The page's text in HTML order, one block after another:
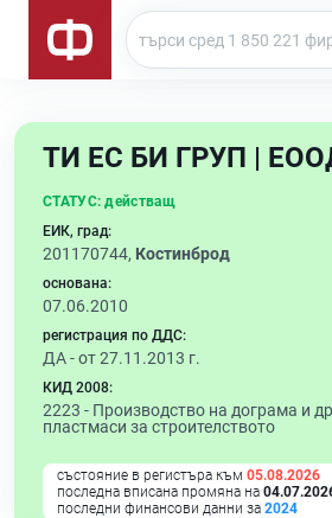
ТИ ЕС БИ ГРУП |
СТАТУС: действащ
ЕИК, град:
201170744, Костинброд
основана:
07.06.2010
регистрация по ДДС:
ДА - от 27.11.2013 г.
КИД 2008:
2223 - Производство на дограма и
пластмаси за строителството
състояние в регистъра към 05.08.2026
последна вписана промяна на
последни финансови данни за 2024